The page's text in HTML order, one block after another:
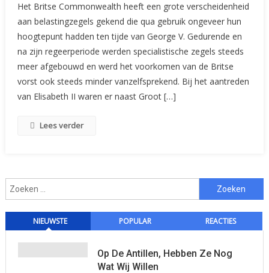
II:
The
End?
Het Britse Commonwealth heeft een grote verscheidenheid
aan belastingzegels gekend die qua gebruik ongeveer hun
hoogtepunt hadden ten tijde van George V. Gedurende en
na zijn regeerperiode werden specialistische zegels steeds
meer afgebouwd en werd het voorkomen van de Britse
vorst ook steeds minder vanzelfsprekend. Bij het aantreden
van Elisabeth II waren er naast Groot […]
Lees verder
Zoeken
naar:
NIEUWSTE POPULAR REACTIES
Op De Antillen, Hebben Ze Nog
Wat Wij Willen